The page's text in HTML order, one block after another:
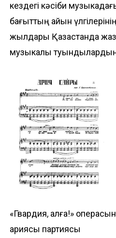
кездегі кәсіби
бағыттың айқын
жылдары Қазақстанда
музыкалық
«Гвардия, алға!»
ариясы партиясы